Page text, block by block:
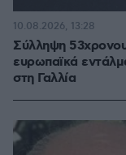
Σύλληψη
ευρωπαϊκά
στη Γαλλία
10.08.2026, 13:28